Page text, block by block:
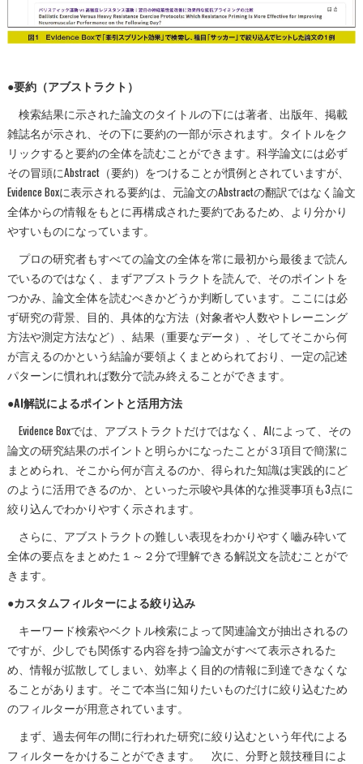
●要約（アブストラクト）
検索結果に示された論文のタイトルの下には著者、出版年、掲載
雑誌名が示され、その下に要約の一部が示されます。タイトルをク
リックすると要約の全体を読むことができます。科学論文には必ず
その冒頭にAbstract（要約）をつけることが慣例とされていますが、
Evidence Boxに表示される要約は、元論文のAbstractの翻訳ではなく論文
全体からの情報をもとに再構成された要約であるため、より分かり
やすいものになっています。
プロの研究者もすべての論文の全体を常に最初から最後まで読ん
でいるのではなく、まずアブストラクトを読んで、そのポイントを
つかみ、論文全体を読むべきかどうか判断しています。ここには必
ず研究の背景、目的、具体的な方法（対象者や人数やトレーニング
方法や測定方法など）、結果（重要なデータ）、そしてそこから何
が言えるのかという結論が要領よくまとめられており、一定の記述
パターンに慣れれば数分で読み終えることができます。
●AI解説によるポイントと活用方法
Evidence Boxでは、アブストラクトだけではなく、AIによって、その
論文の研究結果のポイントと明らかになったことが３項目で簡潔に
まとめられ、そこから何が言えるのか、得られた知識は実践的にど
のように活用できるのか、といった示唆や具体的な推奨事項も3点に
絞り込んでわかりやすく示されます。
さらに、アブストラクトの難しい表現をわかりやすく嚙み砕いて
全体の要点をまとめた１～２分で理解できる解説文を読むことがで
きます。
●カスタムフィルターによる絞り込み
キーワード検索やベクトル検索によって関連論文が抽出されるの
ですが、少しでも関係する内容を持つ論文がすべて表示されるた
め、情報が拡散してしまい、効率よく目的の情報に到達できなくな
ることがあります。そこで本当に知りたいものだけに絞り込むため
のフィルターが用意されています。
まず、過去何年の間に行われた研究に絞り込むという年代による
フィルターをかけることができます。 次に、分野と競技種目によ